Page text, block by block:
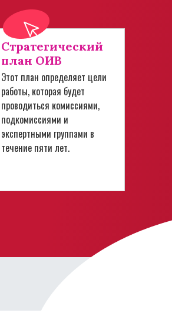
Стратегический
план ОИВ
Этот план определяет цели
работы, которая будет
проводиться комиссиями,
подкомиссиями и
экспертными группами в
течение пяти лет.